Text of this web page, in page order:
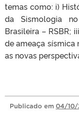
temas como: i)
da Sismologia
Brasileira – RSBR;
de ameaça sísmica
as novas
Publicado em 04/10/